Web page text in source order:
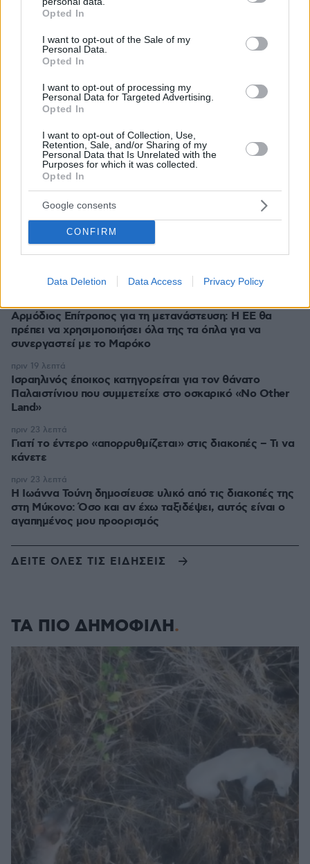
grant or deny consent to Google and its third-party tags to
use your data for below specified purposes in below Google
consent section.
Opted In
I want to opt-out of the Sale of my
Personal Data.
Opted In
I want to opt-out of processing my
Personal Data for Targeted Advertising.
Opted In
I want to opt-out of Collection, Use,
Retention, Sale, and/or Sharing of my
Personal Data that Is Unrelated with the
Purposes for which it was collected.
Opted In
Google consents
CONFIRM
Data Deletion Data Access Privacy Policy
Οι ωραιότερες παραλίες της Κασσάνδρας Χαλκιδικής
των Χούθι με πυραύλους και drones στον κυβερνητικό
στρατό της Υεμένης
πριν 7 λεπτά
Φωτιά στην Κολυμπάδα Σκύρου, επιχειρούν 8
αεροσκάφη και δύο ελικόπτερα, σπεύδουν ενισχύσεις
από την Κύμη
«Αφιέρωσε τη ζωή της βοηθώντας όσους είχαν
ανάγκη»: Συγκλονίζει η οικογένεια της 38χρονης
Βρετανίδας που βρέθηκε νεκρή στην Κυψέλη
πριν 9 λεπτά
ρεβάνς στη Σόφια
πριν 14 λεπτά
Αρμόδιος Επίτροπος για τη μετανάστευση: Η ΕΕ θα
πρέπει να χρησιμοποιήσει όλα της τα όπλα για να
συνεργαστεί με το Μαρόκο
Ισραηλινός έποικος κατηγορείται για τον θάνατο
Παλαιστίνιου που συμμετείχε στο οσκαρικό «No Other
Land»
πριν 19 λεπτά
Γιατί το έντερο «απορρυθμίζεται» στις διακοπές – Τι να
κάνετε
πριν 23 λεπτά
Η Ιωάννα Τούνη δημοσίευσε υλικό από τις διακοπές της
στη Μύκονο: Όσο και αν έχω ταξιδέψει, αυτός είναι ο
αγαπημένος μου προορισμός
πριν 23 λεπτά
ΔΕΙΤΕ ΟΛΕΣ ΤΙΣ ΕΙΔΗΣΕΙΣ
ΤΑ ΠΙΟ ΔΗΜΟΦΙΛΗ